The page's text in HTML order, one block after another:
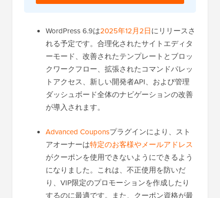
WordPress 6.9は2025年12月2日にリリースさ
れる予定です。合理化されたサイトエディタ
ーモード、改善されたテンプレートとブロッ
クワークフロー、拡張されたコマンドパレッ
トアクセス、新しい開発者API、および管理
ダッシュボード全体のナビゲーションの改善
が導入されます。
Advanced Couponsプラグインにより、スト
アオーナーは特定のお客様やメールアドレス
がクーポンを使用できないようにできるよう
になりました。これは、不正使用を防いだ
り、VIP限定のプロモーションを作成したり
するのに最適です。また、クーポン資格が最